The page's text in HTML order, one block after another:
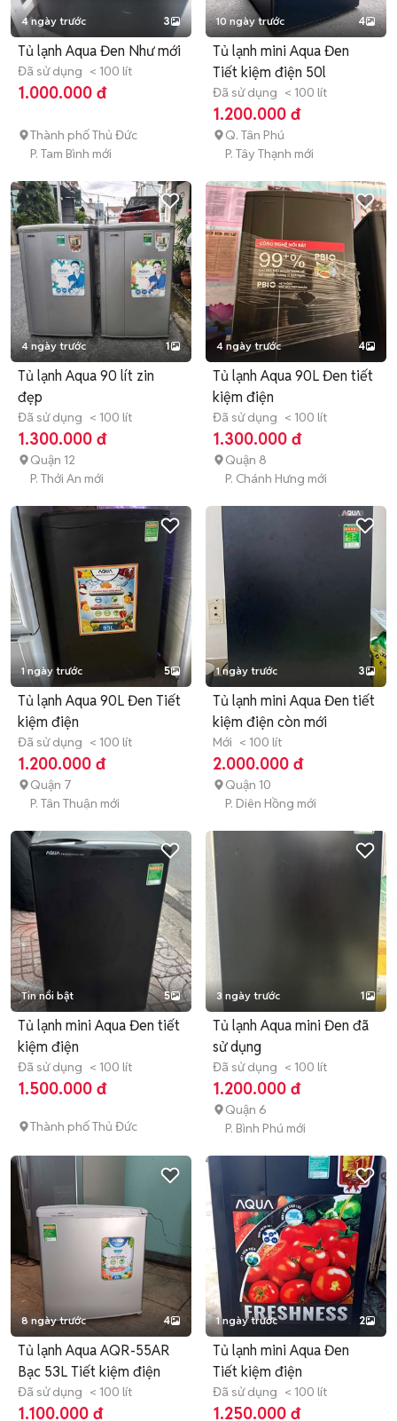
4 ngày trước 3
Tủ lạnh Aqua Đen Như mới
Đã sử dụng < 100 lít
1.000.000 đ
Thành phố Thủ Đức
P. Tam Bình mới
10 ngày trước 4
Tủ lạnh mini Aqua Đen
Tiết kiệm điện 50l
Đã sử dụng < 100 lít
1.200.000 đ
Q. Tân Phú
P. Tây Thạnh mới
4 ngày trước 1
Tủ lạnh Aqua 90 lít zin
đẹp
Đã sử dụng < 100 lít
1.300.000 đ
Quận 12
P. Thới An mới
4 ngày trước 4
Tủ lạnh Aqua 90L Đen tiết
kiệm điện
Đã sử dụng < 100 lít
1.300.000 đ
Quận 8
P. Chánh Hưng mới
1 ngày trước 5
Tủ lạnh Aqua 90L Đen Tiết
kiệm điện
Đã sử dụng < 100 lít
1.200.000 đ
Quận 7
P. Tân Thuận mới
1 ngày trước 3
Tủ lạnh mini Aqua Đen tiết
kiệm điện còn mới
Mới < 100 lít
2.000.000 đ
Quận 10
P. Diên Hồng mới
Tin nổi bật 5
Tủ lạnh mini Aqua Đen tiết
kiệm điện
Đã sử dụng < 100 lít
1.500.000 đ
Thành phố Thủ Đức
3 ngày trước 1
Tủ lạnh Aqua mini Đen đã
sử dụng
Đã sử dụng < 100 lít
1.200.000 đ
Quận 6
P. Bình Phú mới
8 ngày trước 4
Tủ lạnh Aqua AQR-55AR
Bạc 53L Tiết kiệm điện
Đã sử dụng < 100 lít
1.100.000 đ
1 ngày trước 2
Tủ lạnh mini Aqua Đen
Tiết kiệm điện
Đã sử dụng < 100 lít
1.250.000 đ